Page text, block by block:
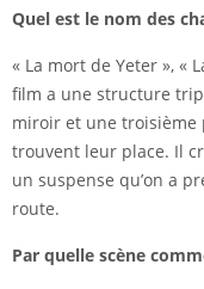
Quel est le nom des
« La mort de Yeter », «
film a une structure
miroir et une troisième
trouvent leur place. Il
un suspense qu’on a
route.
Par quelle scène